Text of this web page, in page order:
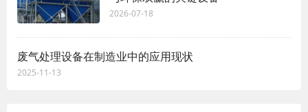
2026-07-18
废气处理设备在制造业中的应用现状
2025-11-13